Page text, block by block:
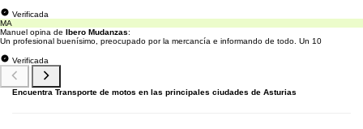
Verificada
MA
Manuel opina de Ibero Mudanzas:
Un profesional buenísimo, preocupado por la mercancía e informando de todo. Un 10
Verificada
Encuentra Transporte de motos en las principales ciudades de Asturias